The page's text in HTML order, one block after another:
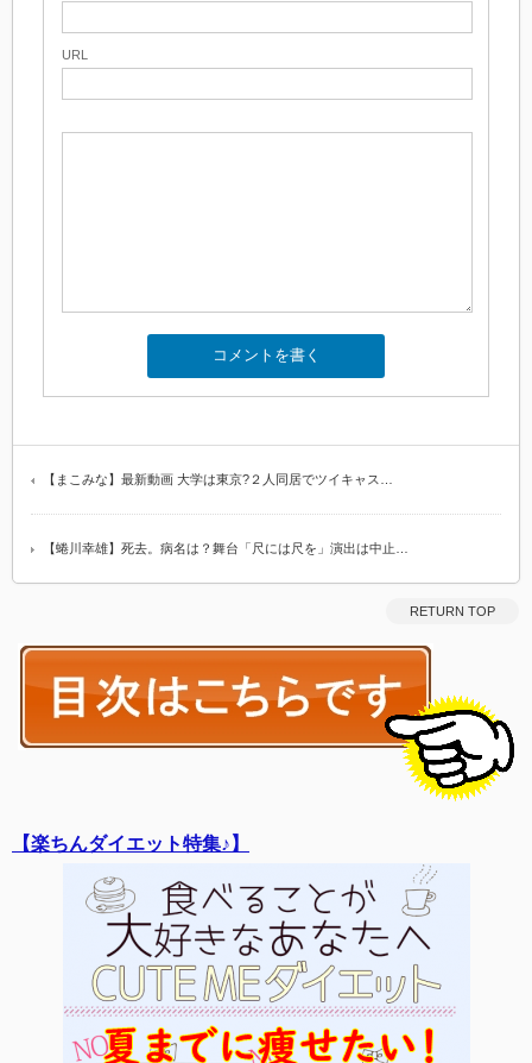
URL
【まこみな】最新動画 大学は東京?２人同居でツイキャス…
【蜷川幸雄】死去。病名は？舞台「尺には尺を」演出は中止…
RETURN TOP
【楽ちんダイエット特集♪】